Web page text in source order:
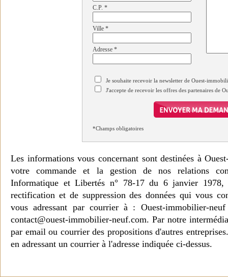
C.P. *
Ville *
Adresse *
Je souhaite recevoir la newsletter de Ouest-
J'accepte de recevoir les offres des partenaires de
*Champs obligatoires
Les informations vous concernant sont destinées à
votre commande et la gestion de nos relations
Informatique et Libertés n° 78-17 du 6 janvier 1978,
rectification et de suppression des données qui vous
vous adressant par courrier à : Ouest-immobilier-
contact@ouest-immobilier-neuf.com. Par notre
par email ou courrier des propositions d'autres
en adressant un courrier à l'adresse indiquée ci-dessus.